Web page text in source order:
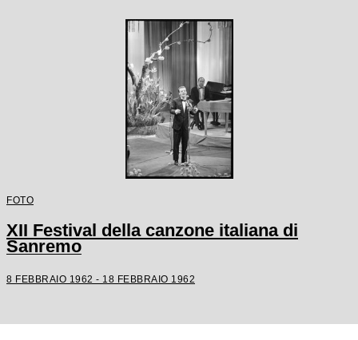
FOTO
XII Festival della canzone italiana di
Sanremo
8 FEBBRAIO 1962 - 18 FEBBRAIO 1962